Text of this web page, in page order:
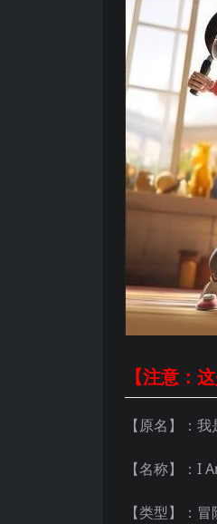
【注意：
【原名】：
【名称】：I
【类型】：